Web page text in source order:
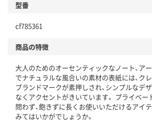
型番
cf785361
商品の特徴
大人のためのオーセンティックなノート、ア
でナチュラルな風合いの素材の表紙には、ク
ブランドマークが素押しされ、シンプルなデ
なくアクセントがきいています。 プライベー
問わず、飽きずに長くお使いいただけるアイ
みてはいかがでしょうか。